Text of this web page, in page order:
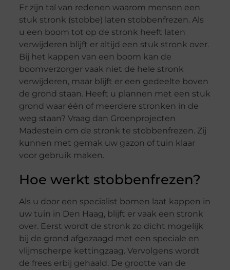
Er zijn tal van redenen waarom mensen een
stuk stronk (stobbe) laten stobbenfrezen. Als
u een boom tot op de stronk heeft laten
verwijderen blijft er altijd een stuk stronk over.
Bij het kappen van een boom kan de
boomverzorger vaak niet de hele stronk
verwijderen, maar blijft er een gedeelte boven
de grond staan. Heeft u plannen met een stuk
grond waar één of meerdere stronken in de
weg staan? Vraag dan Groenprojecten
Madestein om de stronk te stobbenfrezen. Zij
kunnen met gemak uw gazon of tuin klaar
voor gebruik maken.
Hoe werkt stobbenfrezen?
Als u door een specialist bomen laat kappen in
uw tuin in Den Haag, blijft er vaak een stronk
over. Eerst wordt de stronk zo dicht mogelijk
bij de grond afgezaagd met een speciale en
vlijmscherpe kettingzaag. Vervolgens wordt
de frees erbij gehaald. De grootte van de